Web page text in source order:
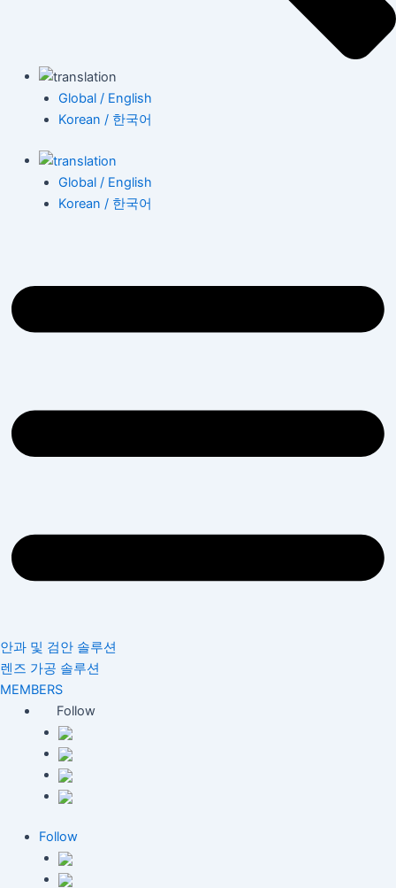
Global / English
Korean / 한국어
Global / English
Korean / 한국어
안과 및 검안 솔루션
렌즈 가공 솔루션
MEMBERS
Follow
Follow